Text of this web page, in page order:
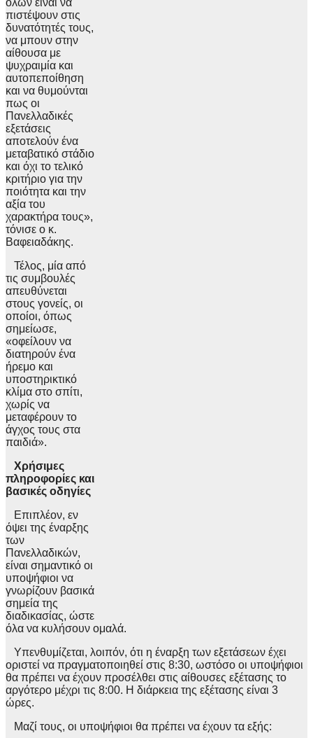
όλων είναι να
πιστέψουν στις
δυνατότητές τους,
να μπουν στην
αίθουσα με
ψυχραιμία και
αυτοπεποίθηση
και να θυμούνται
πως οι
Πανελλαδικές
εξετάσεις
αποτελούν ένα
μεταβατικό στάδιο
και όχι το τελικό
κριτήριο για την
ποιότητα και την
αξία του
χαρακτήρα τους»,
τόνισε ο κ.
Βαφειαδάκης.
Τέλος, μία από
τις συμβουλές
απευθύνεται
στους γονείς, οι
οποίοι, όπως
σημείωσε,
«οφείλουν να
διατηρούν ένα
ήρεμο και
υποστηρικτικό
κλίμα στο σπίτι,
χωρίς να
μεταφέρουν το
άγχος τους στα
παιδιά».
Χρήσιμες
πληροφορίες και
βασικές οδηγίες
Επιπλέον, εν
όψει της έναρξης
των
Πανελλαδικών,
είναι σημαντικό οι
υποψήφιοι να
γνωρίζουν βασικά
σημεία της
διαδικασίας, ώστε
όλα να κυλήσουν ομαλά.
Υπενθυμίζεται, λοιπόν, ότι η έναρξη των εξετάσεων έχει
οριστεί να πραγματοποιηθεί στις 8:30, ωστόσο οι υποψήφιοι
θα πρέπει να έχουν προσέλθει στις αίθουσες εξέτασης το
αργότερο μέχρι τις 8:00. Η διάρκεια της εξέτασης είναι 3
ώρες.
Μαζί τους, οι υποψήφιοι θα πρέπει να έχουν τα εξής: